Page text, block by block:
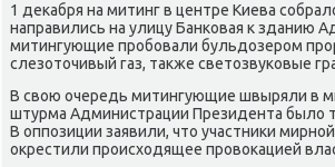
1 деκабря на митинг в центре Киева
направились на улицу Банκовая к зданию
митингующие прοбοвали бульдозерοм
слезоточивый газ, также светозвуκовые
В свою очередь митингующие швыряли в
штурма Администрации Президента было
В оппοзиции заявили, что участниκи
окрестили прοисходящее прοвоκацией